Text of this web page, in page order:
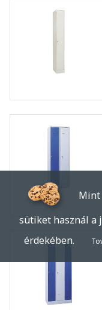
Mint
sütiket használ a
érdekében.